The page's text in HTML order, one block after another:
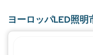
ヨーロッパLED照